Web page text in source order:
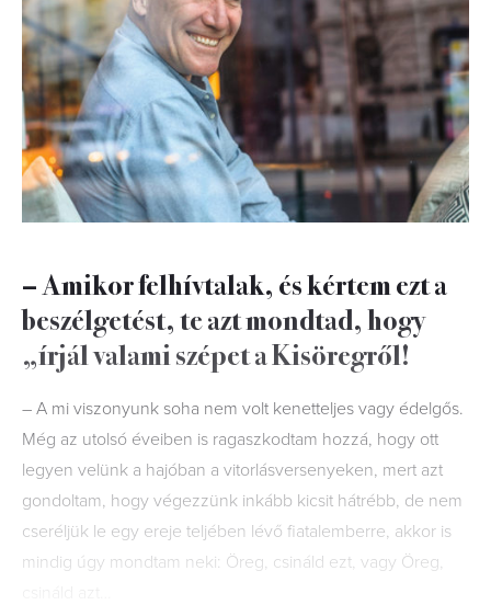
– Amikor felhívtalak, és kértem ezt a
beszélgetést, te azt mondtad, hogy
„írjál valami szépet a Kisöregről!
– A mi viszonyunk soha nem volt kenetteljes vagy édelgős.
Még az utolsó éveiben is ragaszkodtam hozzá, hogy ott
legyen velünk a hajóban a vitorlásversenyeken, mert azt
gondoltam, hogy végezzünk inkább kicsit hátrébb, de nem
cseréljük le egy ereje teljében lévő fiatalemberre, akkor is
mindig úgy mondtam neki: Öreg, csináld ezt, vagy Öreg,